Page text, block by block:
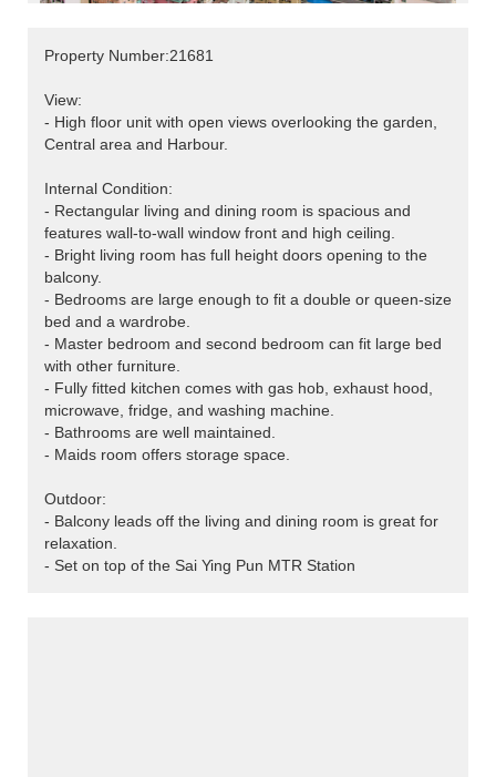
Property Number:21681
View:
- High floor unit with open views overlooking the garden,
Central area and Harbour.
Internal Condition:
- Rectangular living and dining room is spacious and
features wall-to-wall window front and high ceiling.
- Bright living room has full height doors opening to the
balcony.
- Bedrooms are large enough to fit a double or queen-size
bed and a wardrobe.
- Master bedroom and second bedroom can fit large bed
with other furniture.
- Fully fitted kitchen comes with gas hob, exhaust hood,
microwave, fridge, and washing machine.
- Bathrooms are well maintained.
- Maids room offers storage space.
Outdoor:
- Balcony leads off the living and dining room is great for
relaxation.
- Set on top of the Sai Ying Pun MTR Station